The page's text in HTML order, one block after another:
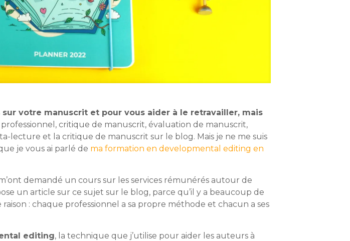
votre manuscrit et pour vous aider à le retravailler, mais
critique de manuscrit, évaluation de manuscrit,
lecture et la critique de manuscrit sur le blog. Mais je ne me suis
je vous ai parlé de ma formation en developmental editing en
demandé un cours sur les services rémunérés autour de
un article sur ce sujet sur le blog, parce qu’il y a beaucoup de
: chaque professionnel a sa propre méthode et chacun a ses
editing, la technique que j’utilise pour aider les auteurs à